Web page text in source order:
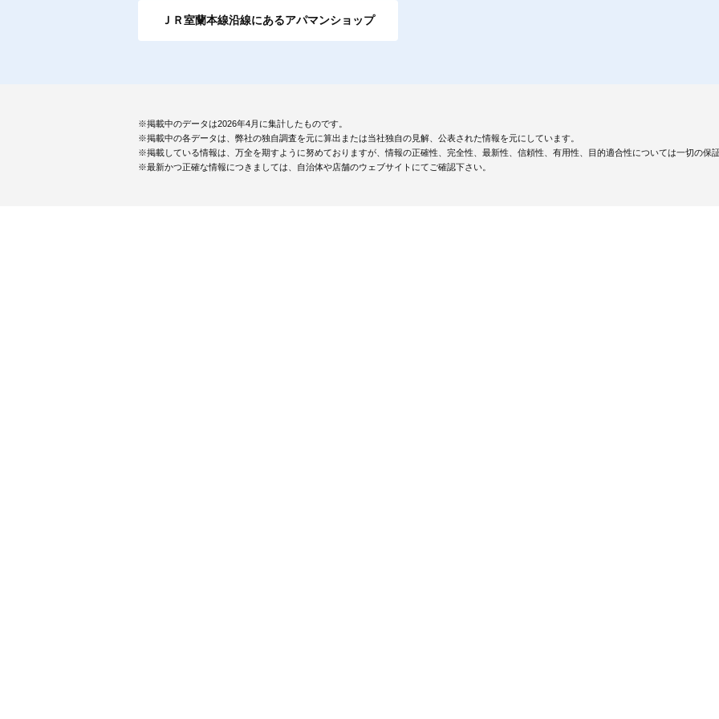
ＪＲ室蘭本線沿線にあるアパマンショップ
※掲載中のデータは2026年4月に集計したものです。
※掲載中の各データは、弊社の独自調査を元に算出または当社独自の見解、公表された情報を元にしています。
※掲載している情報は、万全を期すように努めておりますが、情報の正確性、完全性、最新性、信頼性、有用性、目的適合性については一切の保
※最新かつ正確な情報につきましては、自治体や店舗のウェブサイトにてご確認下さい。